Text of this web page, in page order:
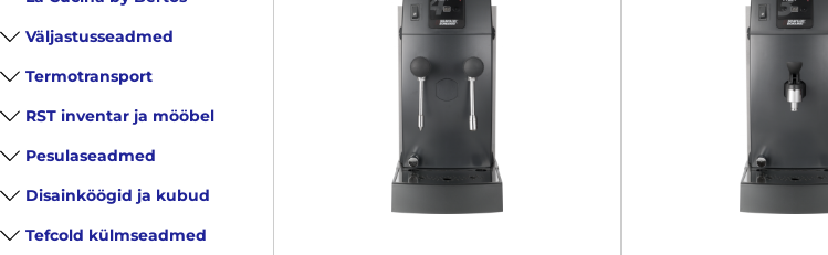
Väljastusseadmed
Termotransport
RST inventar ja mööbel
Pesulaseadmed
Disainköögid ja kubud
Tefcold külmseadmed